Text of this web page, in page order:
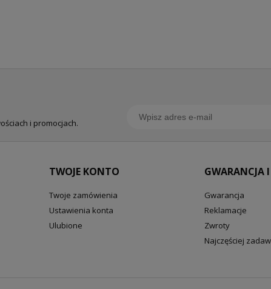
i promocjach.
TWOJE KONTO
Twoje zamówienia
Ustawienia konta
Ulubione
GWARANCJA
Gwarancja
Reklamacje
Zwroty
Najczęściej